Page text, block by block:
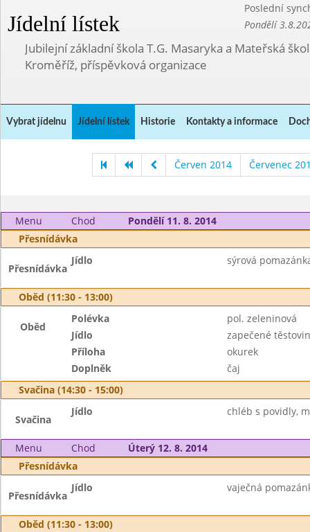
Jídelní lístek
Poslední
Pondělí
Jubilejní základní škola T.G. Masaryka a Mateřská
Kroměříž, příspěvková organizace
Vybrat jídelnu Jídelní lístek Historie Kontakty a informace
Červen 2014 Červenec
Menu Chod
Pondělí 11. 8. 2014
Přesnídávka
Přesnídávka
Jídlo sýrová
Oběd (11:30 - 13:00)
Oběd
Polévka
pol. zeleninová
Jídlo
zapečené
Příloha
okurek
Doplněk
čaj
Svačina (14:30 - 15:00)
Svačina
Jídlo chléb s povidly,
Menu Chod
Úterý 12. 8. 2014
Přesnídávka
Přesnídávka
Jídlo vaječná
Oběd (11:30 - 13:00)